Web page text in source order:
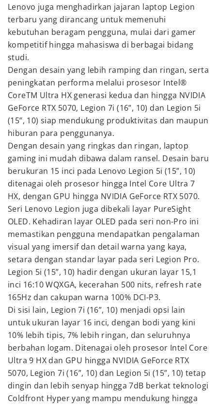
Lenovo juga menghadirkan jajaran laptop Legion
terbaru yang dirancang untuk memenuhi
kebutuhan beragam pengguna, mulai dari gamer
kompetitif hingga mahasiswa di berbagai bidang
studi.
Dengan desain yang lebih ramping dan ringan, serta
peningkatan performa melalui prosesor Intel®
CoreTM Ultra HX generasi kedua dan hingga NVIDIA
GeForce RTX 5070, Legion 7i (16”, 10) dan Legion 5i
(15”, 10) siap mendukung produktivitas dan maupun
hiburan para penggunanya.
Dengan desain yang ringkas dan ringan, laptop
gaming ini mudah dibawa dalam ransel. Desain baru
berukuran 15 inci pada Lenovo Legion 5i (15”, 10)
ditenagai oleh prosesor hingga Intel Core Ultra 7
HX, dengan GPU hingga NVIDIA GeForce RTX 5070.
Seri Lenovo Legion juga dibekali layar PureSight
OLED. Kehadiran layar OLED pada seri non-Pro ini
memastikan pengguna mendapatkan pengalaman
visual yang imersif dan detail warna yang kaya,
setara dengan standar layar pada seri Legion Pro.
Legion 5i (15”, 10) hadir dengan ukuran layar 15,1
inci 16:10 WQXGA, kecerahan 500 nits, refresh rate
165Hz dan cakupan warna 100% DCI-P3.
Di sisi lain, Legion 7i (16”, 10) menjadi opsi lain
untuk ukuran layar 16 inci, dengan bodi yang kini
10% lebih tipis, 7% lebih ringan, dan seluruhnya
berbahan logam. Ditenagai oleh prosesor Intel Core
Ultra 9 HX dan GPU hingga NVIDIA GeForce RTX
5070, Legion 7i (16”, 10) dan Legion 5i (15”, 10) tetap
dingin dan lebih senyap hingga 7dB berkat teknologi
Coldfront Hyper yang mampu mendukung hingga